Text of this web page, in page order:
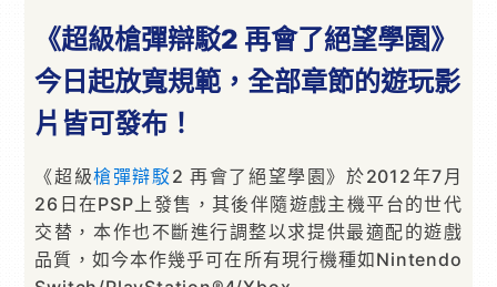
《超級槍彈辯駁2 再會了絕望學園》
今日起放寬規範，全部章節的遊玩影
片皆可發布！
《超級槍彈辯駁2 再會了絕望學園》於2012年7月
26日在PSP上發售，其後伴隨遊戲主機平台的世代
交替，本作也不斷進行調整以求提供最適配的遊戲
品質，如今本作幾乎可在所有現行機種如Nintendo